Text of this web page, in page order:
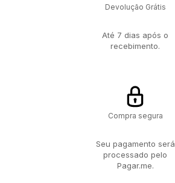
Devolução Grátis
Até 7 dias após o
recebimento.
Compra segura
Seu pagamento será
processado pelo
Pagar.me.